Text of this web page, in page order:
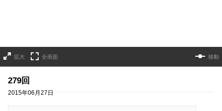
拡大 全画面 移動
279回
2015年06月27日